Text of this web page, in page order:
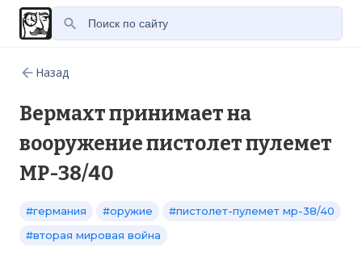
Назад
Вермахт принимает на
вооружение пистолет пулемет
МР-38/40
#германия #оружие
#пистолет-пулемет мр-38/40
#вторая мировая война